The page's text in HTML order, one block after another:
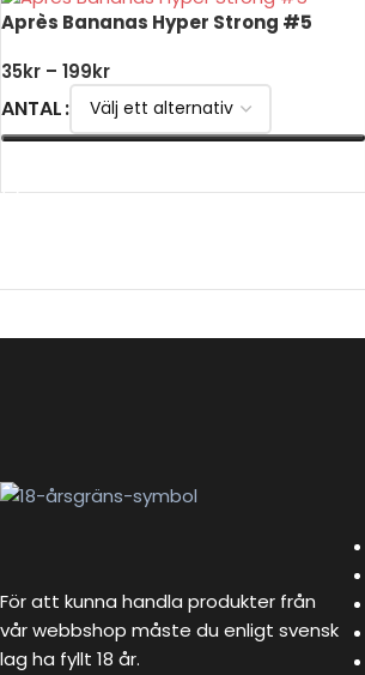
Après Bananas Hyper Strong #5
35kr – 199kr
ANTAL
För att kunna handla produkter från
vår webbshop måste du enligt svensk
lag ha fyllt 18 år.